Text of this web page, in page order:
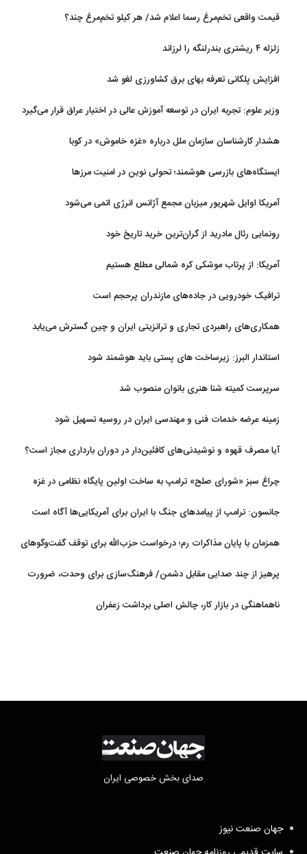
قیمت واقعی تخم‌مرغ رسما اعلام شد/ هر کیلو تخم‌مرغ چند؟
زلزله ۴ ریشتری بندرلنگه را لرزاند
افزایش پلکانی تعرفه بهای برق کشاورزی لغو شد
وزیر علوم: تجربه ایران در توسعه آموزش عالی در اختیار عراق قرار می‌گیرد
هشدار کارشناسان سازمان ملل درباره «غزه‌ خاموش» در کوبا
ایستگاه‌های بازرسی هوشمند؛ تحولی نوین در امنیت مرزها
آمریکا اوایل شهریور میزبان مجمع آژانس انرژی اتمی می‌شود
رونمایی رئال مادرید از گران‌ترین خرید تاریخ خود
آمریکا: از پرتاب موشکی کره شمالی مطلع هستیم
ترافیک خودرویی در جاده‌های مازندران پرحجم است
همکاری‌های راهبردی تجاری و ترانزیتی ایران و چین گسترش می‌یابد
استاندار البرز: زیرساخت های پستی باید هوشمند شود
سرپرست کمیته شنا هنری بانوان منصوب شد
زمینه عرضه خدمات فنی و مهندسی ایران در روسیه تسهیل شود
آیا مصرف قهوه و نوشیدنی‌های کافئین‌دار در دوران بارداری مجاز است؟
چراغ سبز «شورای صلح» ترامپ به ساخت اولین پایگاه نظامی در غزه
جانسون: ترامپ از پیامدهای جنگ با ایران برای آمریکایی‌ها آگاه است
همزمان با پایان مذاکرات رم؛ درخواست حزب‌الله برای توقف گفت‌وگوهای
پرهیز از چند صدایی مقابل دشمن/ فرهنگ‌سازی برای وحدت، ضرورت
ناهماهنگی در بازار کار، چالش اصلی برداشت زعفران
صدای بخش خصوصی ایران
جهان صنعت نیوز